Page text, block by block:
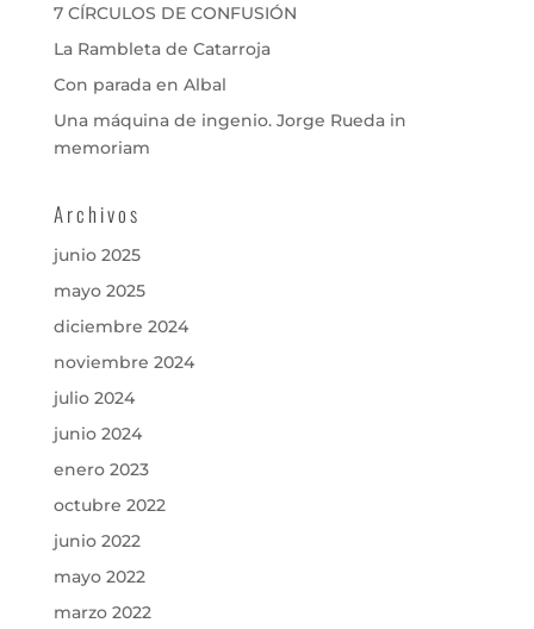
7 CÍRCULOS DE CONFUSIÓN
La Rambleta de Catarroja
Con parada en Albal
Una máquina de ingenio. Jorge Rueda in
memoriam
Archivos
junio 2025
mayo 2025
diciembre 2024
noviembre 2024
julio 2024
junio 2024
enero 2023
octubre 2022
junio 2022
mayo 2022
marzo 2022